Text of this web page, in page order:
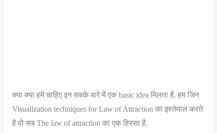
क्या क्या हमें चाहिए इन सबके बारे में एक basic idea मिलता है. हम जिन
Visualization techniques for Law of Attraction का इस्तेमाल करते
है वो सब The law of attraction का एक हिस्सा है.